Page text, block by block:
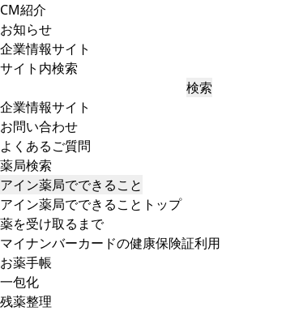
CM紹介
お知らせ
企業情報サイト
サイト内検索
検索
企業情報サイト
お問い合わせ
よくあるご質問
薬局検索
アイン薬局でできること
アイン薬局でできることトップ
薬を受け取るまで
マイナンバーカードの健康保険証利用
お薬手帳
一包化
残薬整理